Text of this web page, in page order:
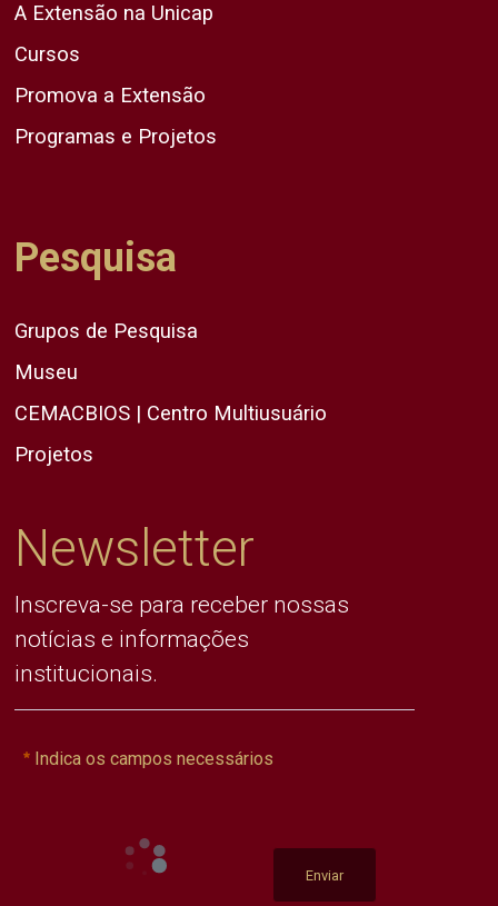
A Extensão na Unicap
Cursos
Promova a Extensão
Programas e Projetos
Pesquisa
Grupos de Pesquisa
Museu
CEMACBIOS | Centro Multiusuário
Projetos
Newsletter
Inscreva-se para receber nossas
notícias e informações
institucionais.
Indica os campos necessários
Enviar